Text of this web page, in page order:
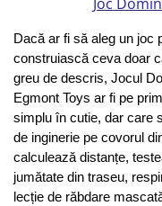
Dacă ar fi să aleg un joc
construiască ceva doar
greu de descris, Jocul
Egmont Toys ar fi pe
simplu în cutie, dar care
de inginerie pe covorul
calculează distanțe,
jumătate din traseu,
lecție de răbdare